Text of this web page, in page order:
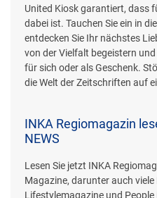
United Kiosk garantiert, dass
dabei ist. Tauchen Sie ein in
entdecken Sie Ihr nächstes
von der Vielfalt begeistern
für sich oder als Geschenk.
die Welt der Zeitschriften auf
INKA Regiomagazin
NEWS
Lesen Sie jetzt INKA
Magazine, darunter auch
Lifestylemagazine und